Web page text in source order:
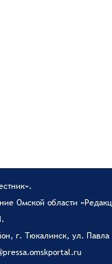
Омской области
г. Тюкалинск, ул. Павла